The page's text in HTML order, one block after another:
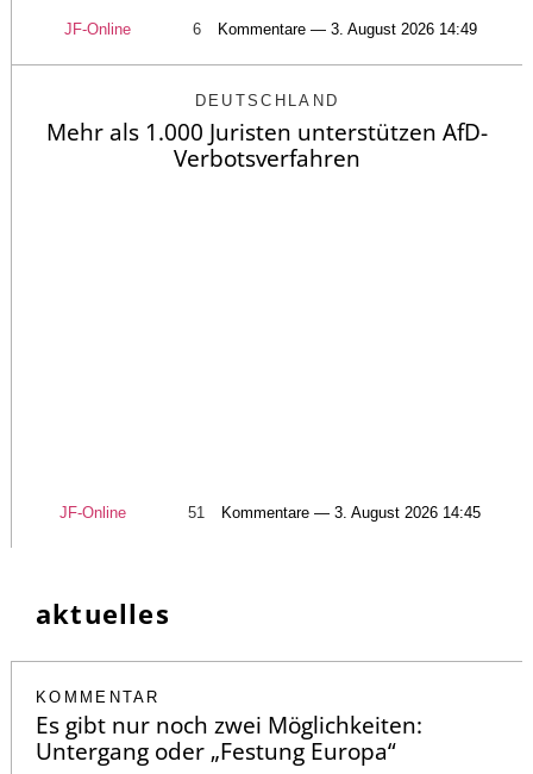
JF-Online 6 Kommentare — 3. August 2026 14:49
DEUTSCHLAND
Mehr als 1.000 Juristen unterstützen AfD-
Verbotsverfahren
JF-Online 51 Kommentare — 3. August 2026 14:45
aktuelles
KOMMENTAR
Es gibt nur noch zwei Möglichkeiten:
Untergang oder „Festung Europa“